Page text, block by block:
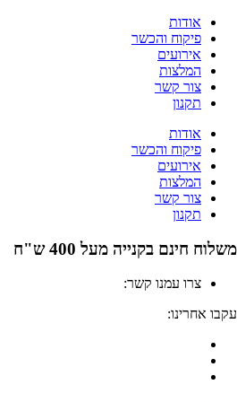
לתוכן
אודות
פיקוח והכשר
אירועים
המלצות
צור קשר
תקנון
אודות
פיקוח והכשר
אירועים
המלצות
צור קשר
תקנון
משלוח חינם בקנייה מעל 400 ש"ח
צרו עמנו קשר:
עקבו אחרינו: